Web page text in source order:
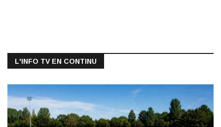
L'INFO TV EN CONTINU